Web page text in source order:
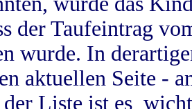
der Taufeintrag
wurde. In
aktuellen Seite -
Liste ist es